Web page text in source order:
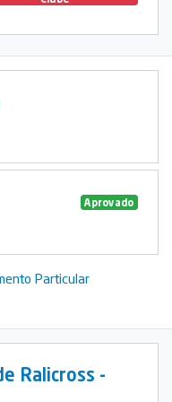
Particular
Aprovado
Ralicross -